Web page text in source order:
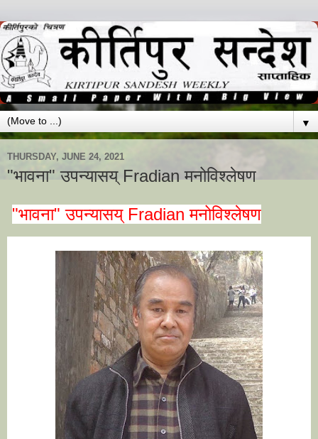
▼
THURSDAY, JUNE 24, 2021
"भावना" उपन्यासय् Fradian मनोविश्लेषण
"भावना" उपन्यासय् Fradian मनोविश्लेषण